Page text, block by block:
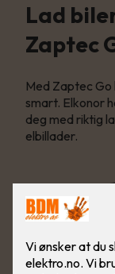
Lad
Zaptec
Med Zaptec
smart. Elkonor
deg med riktig
elbillader.